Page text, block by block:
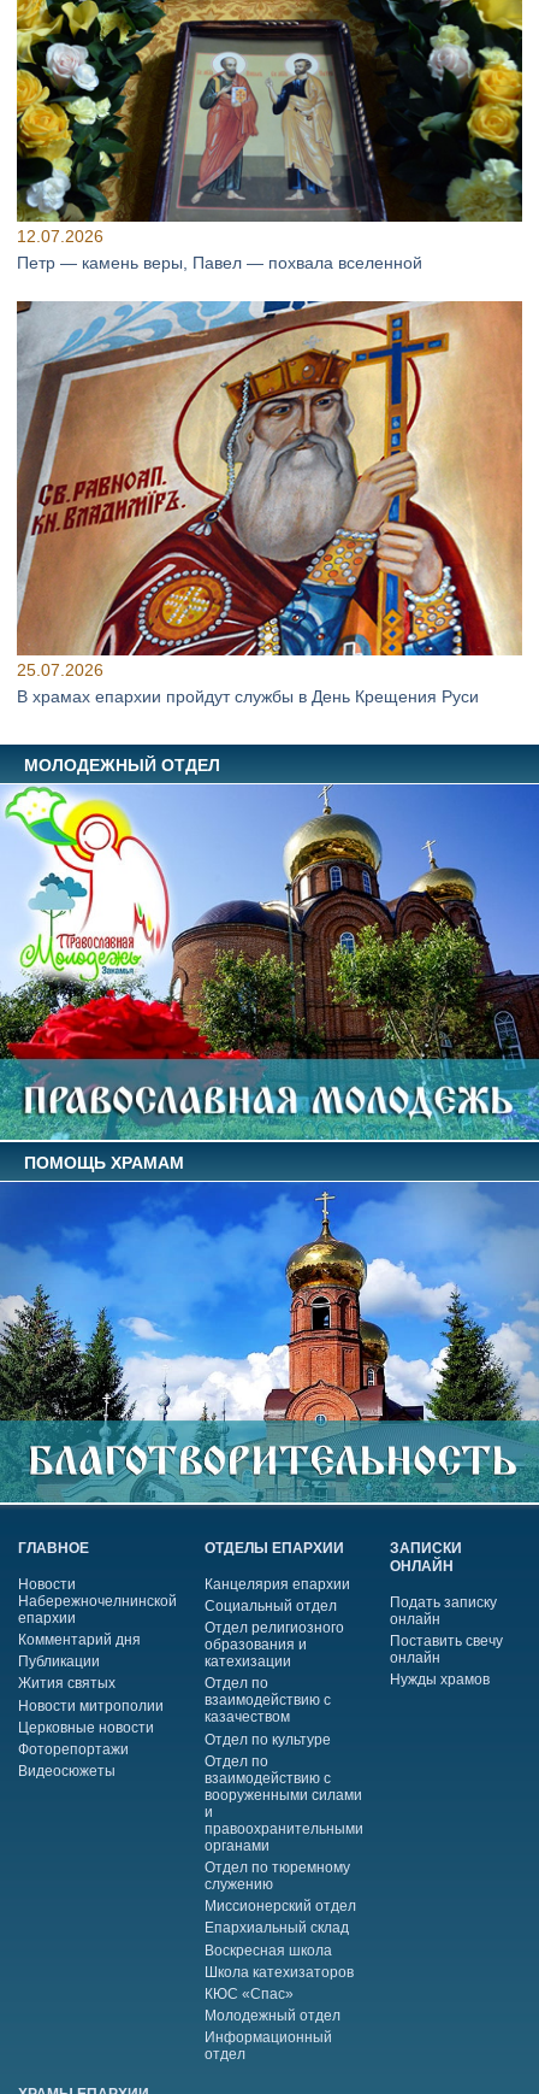
12.07.2026
Петр — камень веры, Павел — похвала вселенной
25.07.2026
В храмах епархии пройдут службы в День Крещения Руси
МОЛОДЕЖНЫЙ ОТДЕЛ
ПОМОЩЬ ХРАМАМ
ГЛАВНОЕ
Новости
Набережночелнинской
епархии
Комментарий дня
Публикации
Жития святых
Новости митрополии
Церковные новости
Фоторепортажи
Видеосюжеты
ОТДЕЛЫ ЕПАРХИИ
Канцелярия епархии
Социальный отдел
Отдел религиозного
образования и
катехизации
Отдел по
взаимодействию с
казачеством
Отдел по культуре
Отдел по
взаимодействию с
вооруженными силами
и
правоохранительными
органами
Отдел по тюремному
служению
Миссионерский отдел
Епархиальный склад
Воскресная школа
Школа катехизаторов
КЮС «Спас»
Молодежный отдел
Информационный
отдел
ЗАПИСКИ
ОНЛАЙН
Подать записку
онлайн
Поставить свечу
онлайн
Нужды храмов